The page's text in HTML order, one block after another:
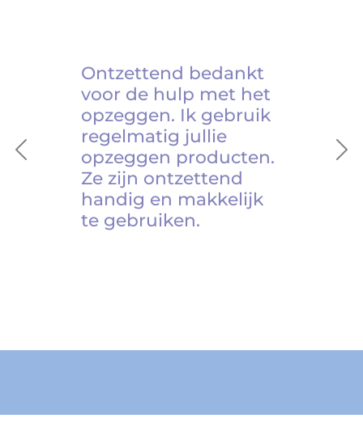
Previous
Ontzettend bedankt
voor de hulp met het
opzeggen. Ik gebruik
regelmatig jullie
opzeggen producten.
Ze zijn ontzettend
handig en makkelijk
te gebruiken.